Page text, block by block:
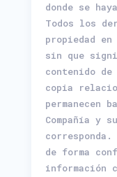
donde se
Todos los
propiedad
sin que
contenido
copia
permanecen
Compañía y
corresponda.
de forma
información